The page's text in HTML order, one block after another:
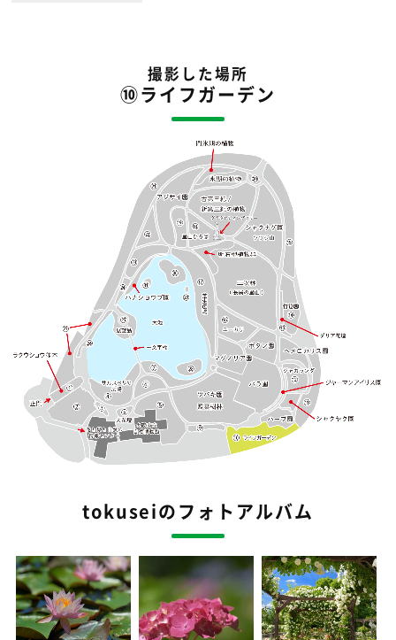
撮影した場所
⑩ライフガーデン
tokuseiのフォトアルバム